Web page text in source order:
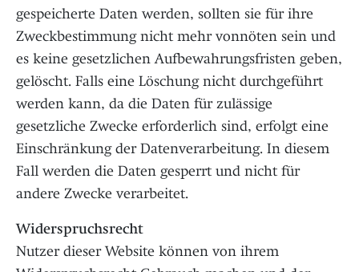
gespeicherte Daten werden, sollten sie für ihre
Zweckbestimmung nicht mehr vonnöten sein und
es keine gesetzlichen Aufbewahrungsfristen geben,
gelöscht. Falls eine Löschung nicht durchgeführt
werden kann, da die Daten für zulässige
gesetzliche Zwecke erforderlich sind, erfolgt eine
Einschränkung der Datenverarbeitung. In diesem
Fall werden die Daten gesperrt und nicht für
andere Zwecke verarbeitet.
Widerspruchsrecht
Nutzer dieser Website können von ihrem